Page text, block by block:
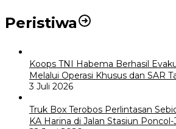
Peristiwa
Koops TNI Habema Berhasil
Melalui Operasi Khusus dan SAR
3 Juli 2026
Truk Box Terobos Perlintasan
KA Harina di Jalan Stasiun